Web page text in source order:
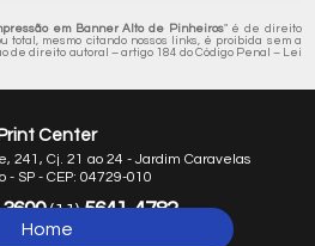
em Banner Alto de Pinheiros" é de direito
total, mesmo citando nossos links, é proibida sem a
de direito autoral – artigo 184 do Código Penal – Lei
Print Center
241, Cj. 21 ao 24 - Jardim Caravelas
- SP - CEP: 04729-010
(11)5641-4782
5641-1254
Home